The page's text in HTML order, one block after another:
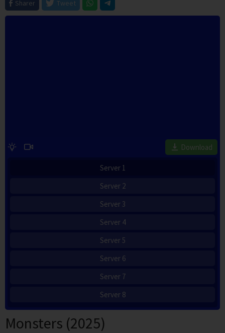
Sharer
Tweet
Download
Server 1
Server 2
Server 3
Server 4
Server 5
Server 6
Server 7
Server 8
Monsters (2025)